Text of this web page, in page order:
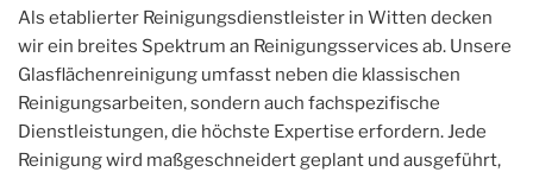
Als etablierter Reinigungsdienstleister in Witten decken
wir ein breites Spektrum an Reinigungsservices ab. Unsere
Glasflächenreinigung umfasst neben die klassischen
Reinigungsarbeiten, sondern auch fachspezifische
Dienstleistungen, die höchste Expertise erfordern. Jede
Reinigung wird maßgeschneidert geplant und ausgeführt,